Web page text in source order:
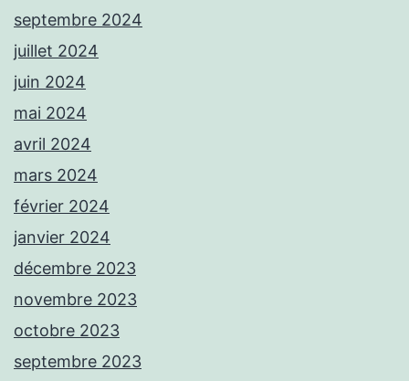
septembre 2024
juillet 2024
juin 2024
mai 2024
avril 2024
mars 2024
février 2024
janvier 2024
décembre 2023
novembre 2023
octobre 2023
septembre 2023